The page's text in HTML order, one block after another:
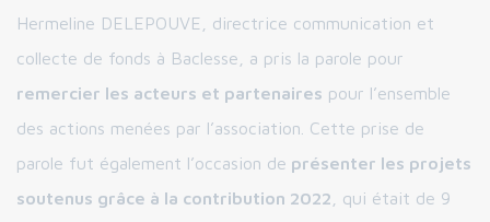
Hermeline DELEPOUVE, directrice communication et
collecte de fonds à Baclesse, a pris la parole pour
remercier les acteurs et partenaires pour l’ensemble
des actions menées par l’association. Cette prise de
parole fut également l’occasion de présenter les projets
soutenus grâce à la contribution 2022 , qui était de 9